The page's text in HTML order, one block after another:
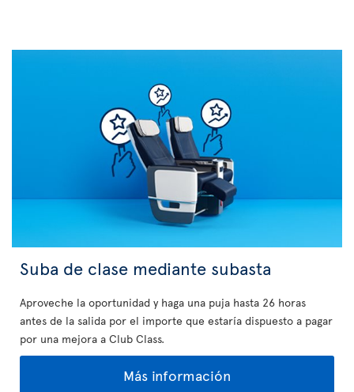
Suba de clase mediante subasta
Aproveche la oportunidad y haga una puja hasta 26 horas
antes de la salida por el importe que estaría dispuesto a pagar
por una mejora a Club Class.
Más información